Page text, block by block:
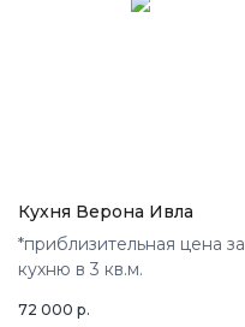
Кухня Верона Ивла
*приблизительная цена за
кухню в 3 кв.м.
72 000 р.